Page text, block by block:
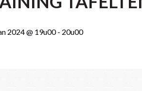
2024 @ 19u00 - 20u00